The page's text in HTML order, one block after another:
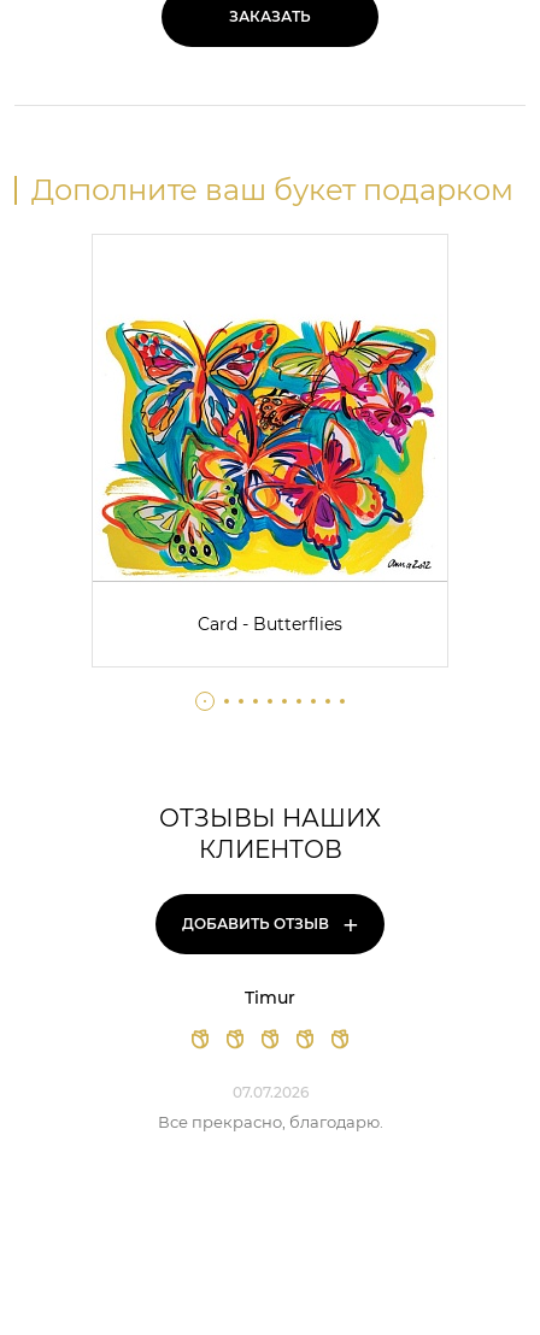
ЗАКАЗАТЬ
Дополните ваш букет подарком
Card - Butterflies
ОТЗЫВЫ НАШИХ
КЛИЕНТОВ
ДОБАВИТЬ ОТЗЫВ +
Timur
07.07.2026
Все прекрасно, благодарю.